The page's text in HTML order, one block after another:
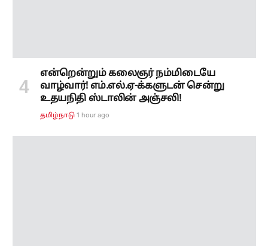
என்றென்றும் கலைஞர் நம்மிடையே
வாழ்வார்! எம்.எல்.ஏ-க்களுடன் சென்று
உதயநிதி ஸ்டாலின் அஞ்சலி!
தமிழ்நாடு 1 hour ago